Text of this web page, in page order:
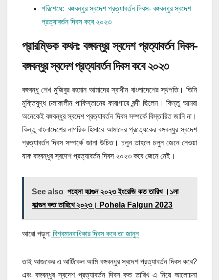
পরিশেষে: বঙ্গবন্ধুর স্বদেশ প্রত্যাবর্তন দিবস- বঙ্গবন্ধুর স্বদেশ
প্রত্যাবর্তন দিবস কবে ২০২৩
প্রারম্ভিক কথন: বঙ্গবন্ধুর স্বদেশ প্রত্যাবর্তন দিবস-
বঙ্গবন্ধুর স্বদেশ প্রত্যাবর্তন দিবস কবে ২০২৩
বঙ্গবন্ধু শেখ মুজিবুর রহমান আমাদের স্বাধীন বাংলাদেশের স্থপতি। তিনি
মুক্তিযুদ্ধ চলাকালীন পাকিস্তানের কারাগারে বন্দী ছিলেন। কিন্তু আমরা
অনেকেই বঙ্গবন্ধুর স্বদেশ প্রত্যাবর্তন দিবস সম্পর্কে বিস্তারিত জানি না।
কিন্তু বাংলাদেশের নাগরিক হিসাবে আমাদের প্রত্যেকের বঙ্গবন্ধুর স্বদেশ
প্রত্যাবর্তন দিবস সম্পর্কে জানা উচিত। চলুন তাহলে চলুন জেনে নেওয়া
যাক বঙ্গবন্ধুর স্বদেশ প্রত্যাবর্তন দিবস ২০২৩ কবে জেনে নেই।
See also পহেলা ফাল্গুন ২০২৩ ইংরেজি কত তারিখ ।১লা
ফাল্গুন কত তারিখে ২০২৩। Pohela Falgun 2023
আরো পড়ুন: বিশ্বমানবাধিকার দিবস কবে তা জানুন
তাই আজকের এ আর্টিকেল আমি বঙ্গবন্ধুর স্বদেশ প্রত্যাবর্তন দিবস কবে?
এবং বঙ্গবন্ধুর স্বদেশ প্রত্যাবর্তন দিবস কত তারিখ এ নিয়ে আলোচনা